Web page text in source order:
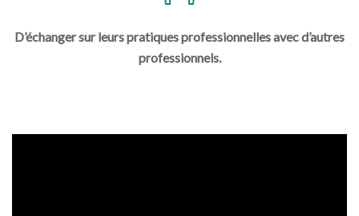
D’échanger sur leurs pratiques professionnelles avec d’autres
professionnels.